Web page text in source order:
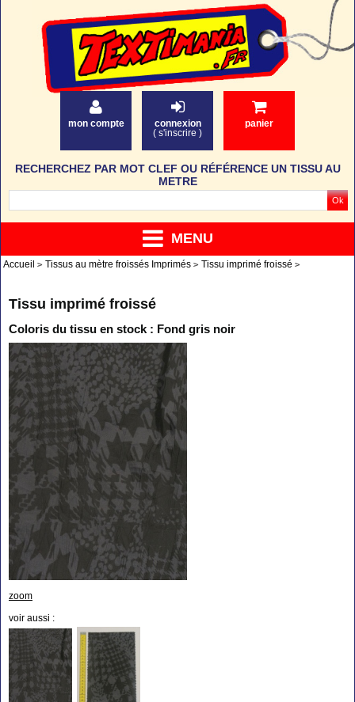
mon compte
connexion
( s'inscrire )
panier
MENU
RECHERCHEZ PAR MOT CLEF OU RÉFÉRENCE UN TISSU AU
METRE
Accueil Tissus au mètre froissés Imprimés Tissu imprimé froissé
Tissu imprimé froissé
Coloris du tissu en stock : Fond gris noir
zoom
voir aussi :